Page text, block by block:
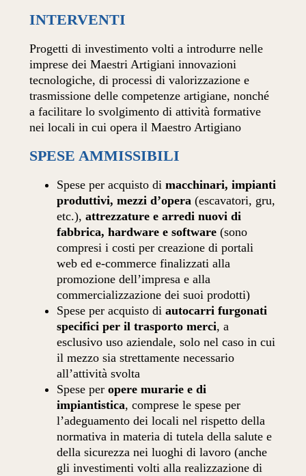
INTERVENTI
Progetti di investimento volti a introdurre nelle
imprese dei Maestri Artigiani innovazioni
tecnologiche, di processi di valorizzazione e
trasmissione delle competenze artigiane, nonché
a facilitare lo svolgimento di attività formative
nei locali in cui opera il Maestro Artigiano
SPESE AMMISSIBILI
Spese per acquisto dimacchinari, impianti
produttivi, mezzi d’opera (escavatori, gru,
etc.),attrezzature e arredi nuovi di
fabbrica, hardware e software (sono
compresi i costi per creazione di portali
web ed e-commerce finalizzati alla
promozione dell’impresa e alla
commercializzazione dei suoi prodotti)
Spese per acquisto diautocarri furgonati
specifici per il trasporto merci, a
esclusivo uso aziendale, solo nel caso in cui
il mezzo sia strettamente necessario
all’attività svolta
Spese peropere murarie e di
impiantistica, comprese le spese per
l’adeguamento dei locali nel rispetto della
normativa in materia di tutela della salute e
della sicurezza nei luoghi di lavoro (anche
gli investimenti volti alla realizzazione di